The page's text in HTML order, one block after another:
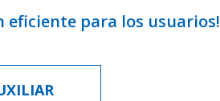
eficiente para los usuarios!